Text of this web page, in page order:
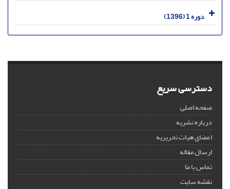
دوره 1 (1396)
دسترسی سریع
صفحه اصلی
درباره نشریه
اعضای هیات تحریریه
ارسال مقاله
تماس با ما
نقشه سایت